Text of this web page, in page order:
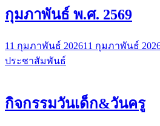
กุมภาพันธ์ พ.ศ. 2569
11 กุมภาพันธ์ 202611 กุมภาพันธ์
ประชาสัมพันธ์
กิจกรรมวันเด็ก&วันครู